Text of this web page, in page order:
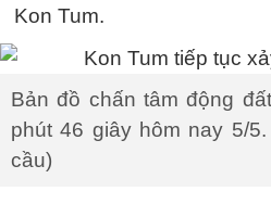
Kon Tum.
Bản đồ chấn tâm động
phút 46 giây hôm nay 5/
cầu)